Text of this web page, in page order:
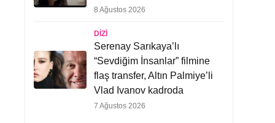
8 Ağustos 2026
DIZI
Serenay Sarıkaya’lı
“Sevdiğim İnsanlar” filmine
flaş transfer, Altın Palmiye’li
Vlad Ivanov kadroda
7 Ağustos 2026